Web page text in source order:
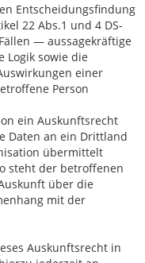
Entscheidungsfindung
22 Abs.1 und 4 DS-
— aussagekräftige
Logik sowie die
einer
Person
ein Auskunftsrecht
Daten an ein Drittland
übermittelt
steht der betroffenen
über die
mit der
Auskunftsrecht in